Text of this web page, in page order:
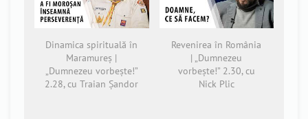
Dinamica spirituală în
Maramureș |
„Dumnezeu vorbește!”
2.28, cu Traian Șandor
Revenirea în România
| „Dumnezeu
vorbește!” 2.30, cu
Nick Plic